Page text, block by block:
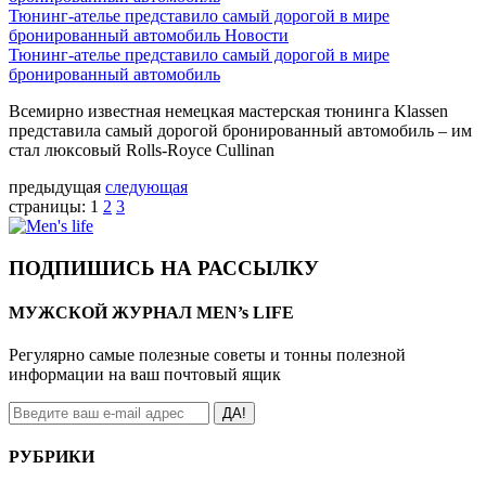
Тюнинг-ателье представило самый дорогой в мире
бронированный автомобиль Новости
Тюнинг-ателье представило самый дорогой в мире
бронированный автомобиль
Всемирно известная немецкая мастерская тюнинга Klassen
представила самый дорогой бронированный автомобиль – им
стал люксовый Rolls-Royce Cullinan
предыдущая следующая
страницы: 1 2 3
ПОДПИШИСЬ НА РАССЫЛКУ
МУЖСКОЙ ЖУРНАЛ MEN’s LIFE
Регулярно самые полезные советы и тонны полезной
информации на ваш почтовый ящик
ДА!
РУБРИКИ